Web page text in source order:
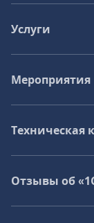
Услуги
Мероприятия
Техническая
Отзывы об